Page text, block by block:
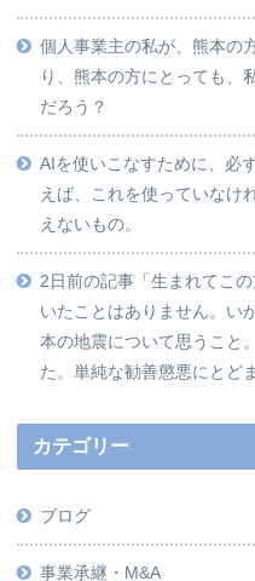
個人事業主の私が、熊本の
り、熊本の方にとっても、
だろう？
AIを使いこなすために、必
えば、これを使っていなけ
えないもの。
2日前の記事「生まれてこ
いたことはありません。い
本の地震について思うこと
た。単純な勧善懲悪にとど
カテゴリー
ブログ
事業承継・M&A